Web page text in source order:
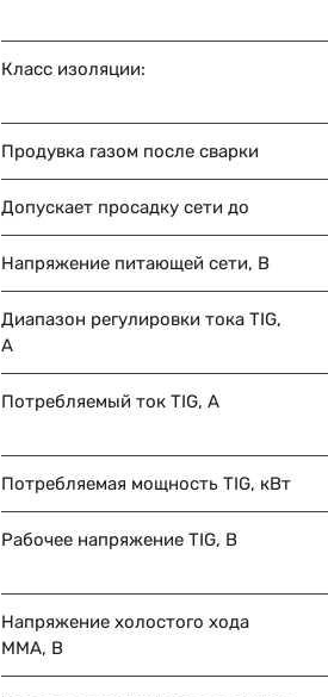
Класс изоляции:
Продувка газом после сварки
Допускает просадку сети до
Напряжение питающей сети, В
Диапазон регулировки тока TIG,
A
Потребляемый ток TIG, А
Потребляемая мощность TIG, кВт
Рабочее напряжение TIG, В
Напряжение холостого хода
MMA, В